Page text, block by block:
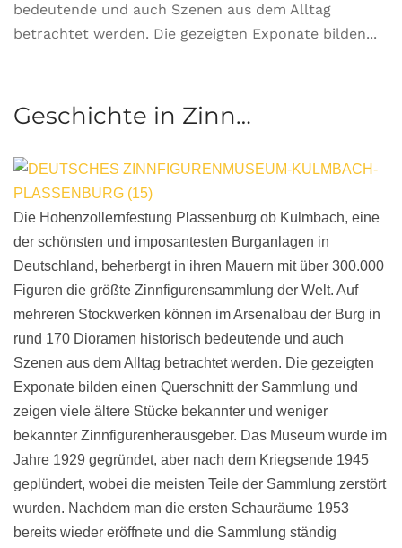
bedeutende und auch Szenen aus dem Alltag
betrachtet werden. Die gezeigten Exponate bilden...
Geschichte in Zinn…
Die Hohenzollernfestung Plassenburg ob Kulmbach, eine
der schönsten und imposantesten Burganlagen in
Deutschland, beherbergt in ihren Mauern mit über 300.000
Figuren die größte Zinnfigurensammlung der Welt. Auf
mehreren Stockwerken können im Arsenalbau der Burg in
rund 170 Dioramen historisch bedeutende und auch
Szenen aus dem Alltag betrachtet werden. Die gezeigten
Exponate bilden einen Querschnitt der Sammlung und
zeigen viele ältere Stücke bekannter und weniger
bekannter Zinnfigurenherausgeber. Das Museum wurde im
Jahre 1929 gegründet, aber nach dem Kriegsende 1945
geplündert, wobei die meisten Teile der Sammlung zerstört
wurden. Nachdem man die ersten Schauräume 1953
bereits wieder eröffnete und die Sammlung ständig